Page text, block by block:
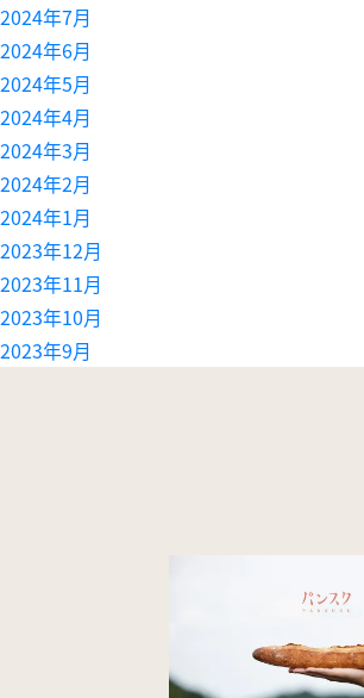
2024年7月
2024年6月
2024年5月
2024年4月
2024年3月
2024年2月
2024年1月
2023年12月
2023年11月
2023年10月
2023年9月